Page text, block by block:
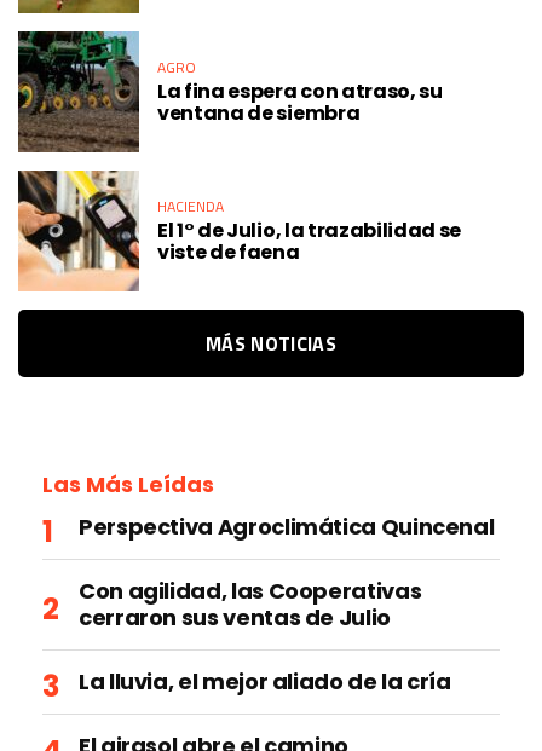
AGRO
La fina espera con atraso, su
ventana de siembra
HACIENDA
El 1° de Julio, la trazabilidad se
viste de faena
MÁS NOTICIAS
Las Más Leídas
Perspectiva Agroclimática Quincenal
Con agilidad, las Cooperativas
cerraron sus ventas de Julio
La lluvia, el mejor aliado de la cría